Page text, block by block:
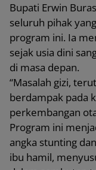
Bupati Erwin
seluruh pihak
program ini. Ia
sejak usia dini
di masa depan.
“Masalah gizi,
berdampak pada
perkembangan
Program ini
angka stunting
ibu hamil,